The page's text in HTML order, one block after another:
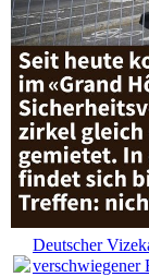
Deutscher
verschwiegener